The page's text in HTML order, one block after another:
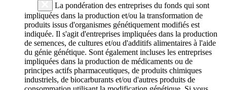
La pondération des entreprises du fonds qui sont
impliquées dans la production et/ou la transformation de
produits issus d'organismes génétiquement modifiés est
indiquée. Il s'agit d'entreprises impliquées dans la production
de semences, de cultures et/ou d'additifs alimentaires à l'aide
du génie génétique. Sont également incluses les entreprises
impliquées dans la production de médicaments ou de
principes actifs pharmaceutiques, de produits chimiques
industriels, de biocarburants et/ou d'autres produits de